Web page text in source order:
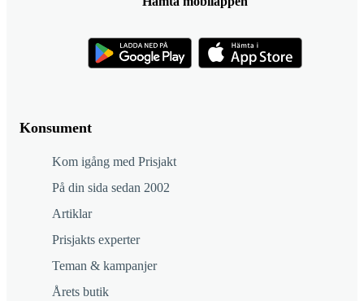
Konsument
Kom igång med Prisjakt
På din sida sedan 2002
Artiklar
Prisjakts experter
Teman & kampanjer
Årets butik